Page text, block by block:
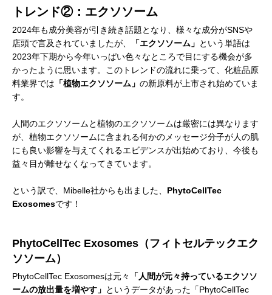
トレンド②：エクソソーム
2024年も成分美容が引き続き話題となり、様々な成分がSNSや
店頭で言及されていましたが、
「エクソソーム」 という単語は
2023年下期から今年いっぱい色々なところで目にする機会が多
かったように思います。このトレンドの流れに乗って、化粧品原
料業界では 「植物エクソソーム」 の新原料が上市され始めていま
す。
人間のエクソソームと植物のエクソソームは厳密には異なります
が、植物エクソソームに含まれる何かのメッセージ分子が人の肌
にも良い影響を与えてくれるエビデンスが出始めており、今後も
益々目が離せなくなってきています。
という訳で、Mibelle社からも出ました、 PhytoCellTec
Exosomesです！
PhytoCellTec Exosomes（フィトセルテックエク
ソソーム）
PhytoCellTec Exosomesは元々
「人間が元々持っているエクソソ
ームの放出量を増やす」 というデータがあった「PhytoCellTec